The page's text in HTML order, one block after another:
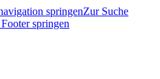
springenZur Suche
springen